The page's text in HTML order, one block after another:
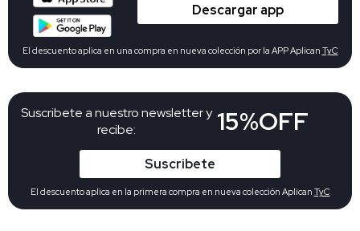
Suscribete a nuestro newsletter y
recibe:
15%OFF
Suscribete
El descuento aplica en la primera compra en nueva colección Aplican TyC
Descargar app
El descuento aplica en una compra en nueva colección por la APP Aplican TyC